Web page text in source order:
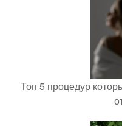
Топ 5 процедур